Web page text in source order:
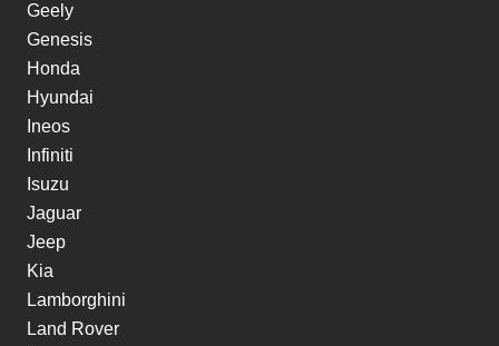
Geely
Genesis
Honda
Hyundai
Ineos
Infiniti
Isuzu
Jaguar
Jeep
Kia
Lamborghini
Land Rover